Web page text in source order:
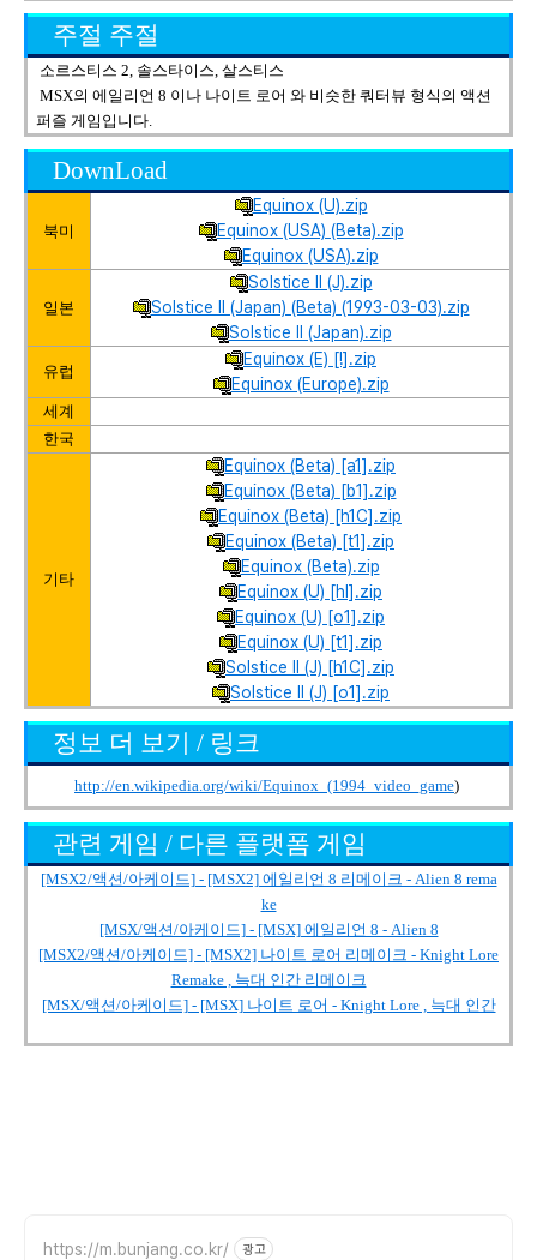
주절 주절
소르스티스 2, 솔스타이스, 살스티스
MSX의 에일리언 8 이나 나이트 로어 와 비슷한 쿼터뷰 형식의 액션
퍼즐 게임입니다.
DownLoad
북미
Equinox (U).zip
Equinox (USA) (Beta).zip
Equinox (USA).zip
일본
Solstice II (J).zip
Solstice II (Japan) (Beta) (1993-03-03).zip
Solstice II (Japan).zip
유럽
Equinox (E) [!].zip
Equinox (Europe).zip
세계
한국
기타
Equinox (Beta) [a1].zip
Equinox (Beta) [b1].zip
Equinox (Beta) [h1C].zip
Equinox (Beta) [t1].zip
Equinox (Beta).zip
Equinox (U) [hI].zip
Equinox (U) [o1].zip
Equinox (U) [t1].zip
Solstice II (J) [h1C].zip
Solstice II (J) [o1].zip
정보 더 보기 / 링크
http://en.wikipedia.org/wiki/Equinox_(1994_video_game)
관련 게임 / 다른 플랫폼 게임
[MSX2/액션/아케이드] - [MSX2] 에일리언 8 리메이크 - Alien 8 rema
ke
[MSX/액션/아케이드] - [MSX] 에일리언 8 - Alien 8
[MSX2/액션/아케이드] - [MSX2] 나이트 로어 리메이크 - Knight Lore
Remake , 늑대 인간 리메이크
[MSX/액션/아케이드] - [MSX] 나이트 로어 - Knight Lore , 늑대 인간
https://m.bunjang.co.kr/ 광고